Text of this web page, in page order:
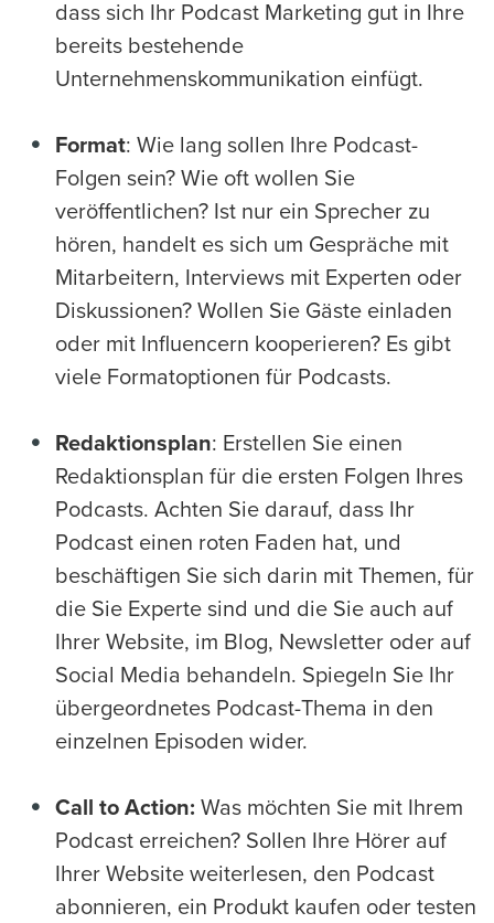
dass sich Ihr Podcast Marketing gut in Ihre
bereits bestehende
Unternehmenskommunikation einfügt.
Format: Wie lang sollen Ihre Podcast-
Folgen sein? Wie oft wollen Sie
veröffentlichen? Ist nur ein Sprecher zu
hören, handelt es sich um Gespräche mit
Mitarbeitern, Interviews mit Experten oder
Diskussionen? Wollen Sie Gäste einladen
oder mit Influencern kooperieren? Es gibt
viele Formatoptionen für Podcasts.
Redaktionsplan: Erstellen Sie einen
Redaktionsplan für die ersten Folgen Ihres
Podcasts. Achten Sie darauf, dass Ihr
Podcast einen roten Faden hat, und
beschäftigen Sie sich darin mit Themen, für
die Sie Experte sind und die Sie auch auf
Ihrer Website, im Blog, Newsletter oder auf
Social Media behandeln. Spiegeln Sie Ihr
übergeordnetes Podcast-Thema in den
einzelnen Episoden wider.
Call to Action: Was möchten Sie mit Ihrem
Podcast erreichen? Sollen Ihre Hörer auf
Ihrer Website weiterlesen, den Podcast
abonnieren, ein Produkt kaufen oder testen